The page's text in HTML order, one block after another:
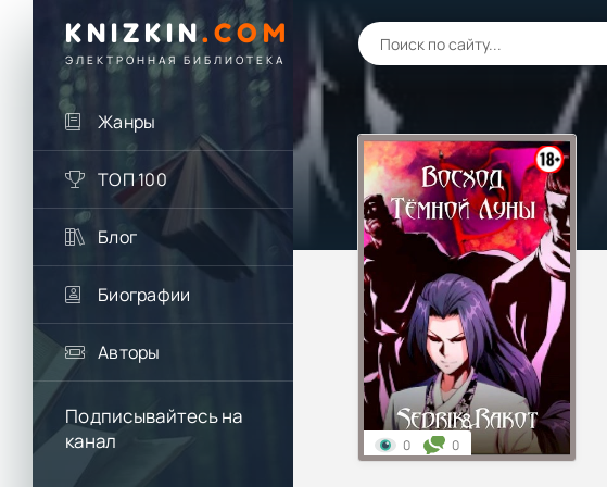
KNIZKIN. COM
ЭЛЕКТРОННАЯ БИБЛИОТЕКА
Жанры
ТОП 100
Блог
Биографии
Авторы
Подписывайтесь на
канал
0 0